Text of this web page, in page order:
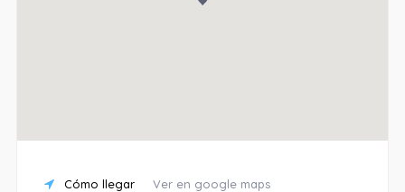
Cómo llegar Ver en google maps